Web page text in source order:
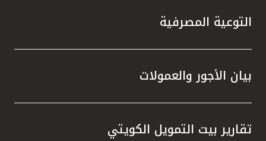
التوعية المصرفية
بيان الأجور والعمولات
تقارير بيت التمويل الكويتي